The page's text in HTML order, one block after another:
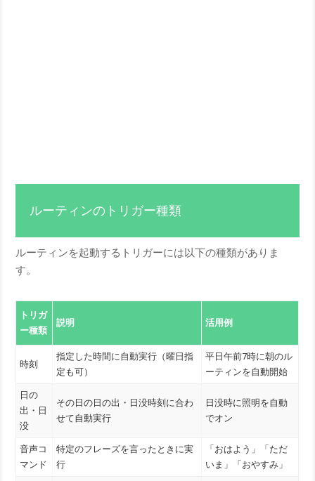
ルーティンのトリガー種類
ルーティンを起動するトリガーには以下の種類がありま
す。
トリガ
ー種類
説明 活用例
時刻
指定した時間に自動実行（曜日指
定も可）
平日午前7時に朝のル
ーティンを自動開始
日の
出・日
没
その日の日の出・日没時刻に合わ
せて自動実行
日没時に照明を自動
でオン
音声コ
マンド
特定のフレーズを言ったときに実
行
「おはよう」「ただ
いま」「おやすみ」